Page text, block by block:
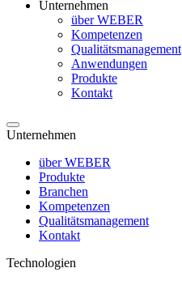
Unternehmen
über WEBER
Kompetenzen
Qualitätsmanagement
Anwendungen
Produkte
Kontakt
Unternehmen
über WEBER
Produkte
Branchen
Kompetenzen
Qualitätsmanagement
Kontakt
Technologien